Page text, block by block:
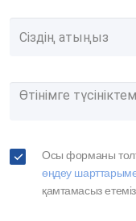
Осы форманы
өңдеу
қамтамасыз